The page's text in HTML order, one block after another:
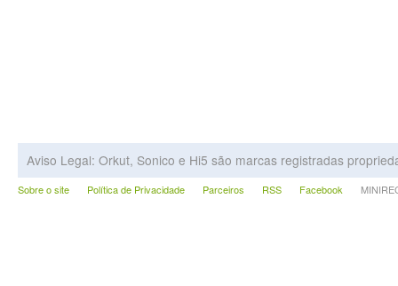
Aviso Legal: Orkut, Sonico e Hi5 são marcas registradas
Sobre o site Política de Privacidade Parceiros RSS Facebook